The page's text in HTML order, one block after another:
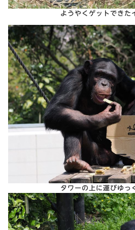
ようやくゲットできた
タワーの上に運びゆっ